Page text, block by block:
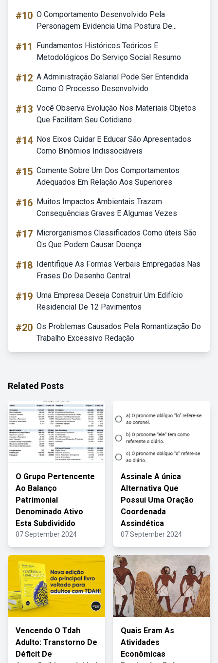
#10 O Comportamento Desenvolvido Pela
Personagem Evidencia Uma Postura De...
#11
Fundamentos Históricos Teóricos E
Metodológicos Do Serviço Social Resumo
#12 A Administração Salarial Pode Ser Entendida
Como O Processo Desenvolvido
#13 Você Observa Evolução Nos Materiais Objetos
Que Facilitam Seu Cotidiano
#14 Nos Eixos Cuidar E Educar São Apresentados
Como Binômios Indissociáveis
#15 Comente Sobre Um Dos Comportamentos
Adequados Em Relação Aos Superiores
#16 Muitos Impactos Ambientais Trazem
Consequências Graves E Algumas Vezes
#17 Microrganismos Classificados Como úteis São
Os Que Podem Causar Doença
#18 Identifique As Formas Verbais Empregadas Nas
Frases Do Desenho Central
#19 Uma Empresa Deseja Construir Um Edifício
Residencial De 12 Pavimentos
#20 Os Problemas Causados Pela Romantização Do
Trabalho Excessivo Redação
Related Posts
O Grupo Pertencente
Ao Balanço
Patrimonial
Denominado Ativo
Esta Subdividido
07 September 2024
Assinale A única
Alternativa Que
Possui Uma Oração
Coordenada
Assindética
07 September 2024
Vencendo O Tdah
Adulto: Transtorno De
Déficit De
Quais Eram As
Atividades
Econômicas